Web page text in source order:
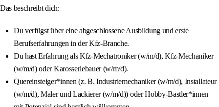
Das beschreibt dich:
Du verfügst über eine abgeschlossene Ausbildung und erste
Berufserfahrungen in der Kfz-Branche.
Du hast Erfahrung als Kfz-Mechatroniker (w/m/d), Kfz-Mechaniker
(w/m/d) oder Karosseriebauer (w/m/d).
Quereinsteiger*innen (z. B. Industriemechaniker (w/m/d), Installateur
(w/m/d), Maler und Lackierer (w/m/d)) oder Hobby-Bastler*innen